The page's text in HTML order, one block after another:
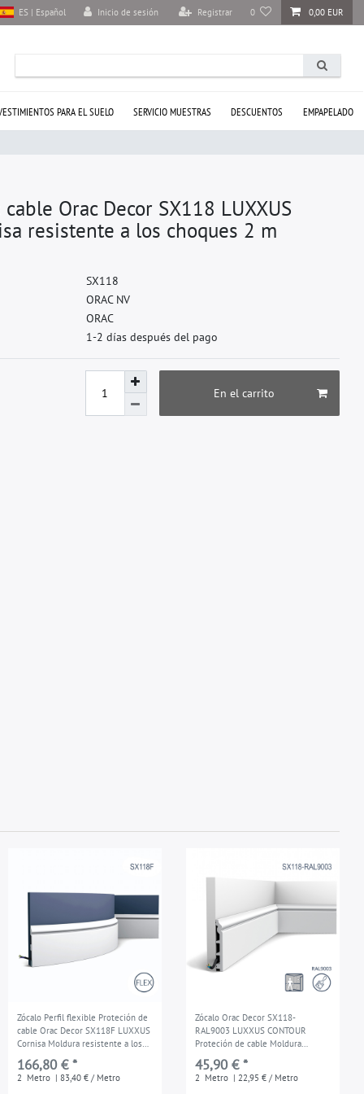
Inicio de sesión Registrar 0 0,00 EUR
ES | Español
PARA EL SUELO SERVICIO MUESTRAS DESCUENTOS EMPAPELADO
Orac Decor SX118 LUXXUS
resistente a los choques 2 m
SX118
ORAC NV
ORAC
1-2 días después del pago
En el carrito
Zócalo Perfil flexible Proteción de
cable Orac Decor SX118F LUXXUS
Cornisa Moldura resistente a los
choques 2 m
166,80 € *
2 Metro | 83,40 € / Metro
Zócalo Orac Decor SX118-
RAL9003 LUXXUS CONTOUR
Proteción de cable Moldura
decorativa prepintada resistente a
los choques blanco señales 2 m
45,90 € *
2 Metro | 22,95 € / Metro